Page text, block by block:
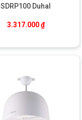
SDRP100 Duhal
3.317.000₫